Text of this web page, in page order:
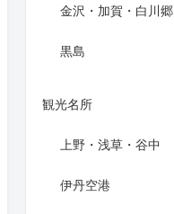
金沢・加賀・白川郷
黒島
観光名所
上野・浅草・谷中
伊丹空港